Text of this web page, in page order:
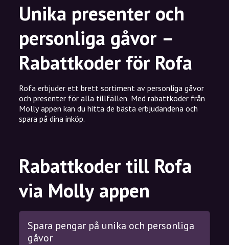
Unika presenter och
personliga gåvor –
Rabattkoder för Rofa
Rofa erbjuder ett brett sortiment av personliga gåvor
och presenter för alla tillfällen. Med rabattkoder från
Molly appen kan du hitta de bästa erbjudandena och
spara på dina inköp.
Rabattkoder till Rofa
via Molly appen
Spara pengar på unika och personliga
gåvor